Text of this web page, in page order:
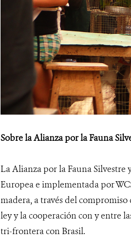
Sobre la Alianza por la Fauna
La Alianza por la Fauna
Europea e implementada por
madera, a través del
ley y la cooperación con y entre
tri-frontera con Brasil.